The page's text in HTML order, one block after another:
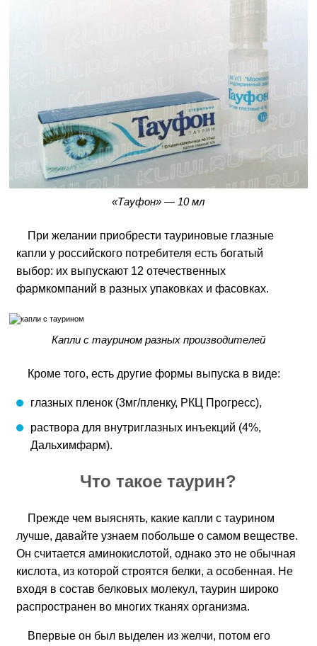
«Тауфон» — 10 мл
При желании приобрести тауриновые глазные
капли у российского потребителя есть богатый
выбор: их выпускают 12 отечественных
фармкомпаний в разных упаковках и фасовках.
Капли с таурином разных производителей
Кроме того, есть другие формы выпуска в виде:
глазных пленок (3мг/пленку, РКЦ Прогресс),
раствора для внутриглазных инъекций (4%,
Дальхимфарм).
Что такое таурин?
Прежде чем выяснять, какие капли с таурином
лучше, давайте узнаем побольше о самом веществе.
Он считается аминокислотой, однако это не обычная
кислота, из которой строятся белки, а особенная. Не
входя в состав белковых молекул, таурин широко
распространен во многих тканях организма.
Впервые он был выделен из желчи, потом его